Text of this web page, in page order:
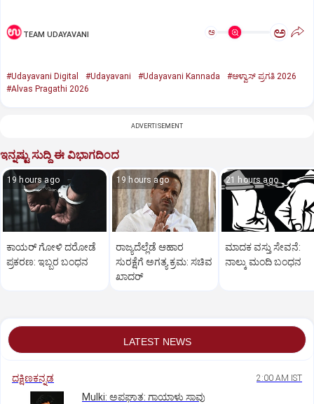
TEAM UDAYAVANI ಅ ಅ
#Udayavani Digital #Udayavani #Udayavani Kannada
#ಆಳ್ವಾಸ್‌ ಪ್ರಗತಿ 2026
#Alvas Pragathi 2026
ADVERTISEMENT
ಇನ್ನಷ್ಟು ಸುದ್ದಿ ಈ ವಿಭಾಗದಿಂದ
19 hours ago
ಕಾಯರ್ ಗೋಳಿ ದರೋಡೆ
ಪ್ರಕರಣ: ಇಬ್ಬರ ಬಂಧನ
19 hours ago
ರಾಜ್ಯದೆಲ್ಲೆಡೆ ಆಹಾರ
ಸುರಕ್ಷೆಗೆ ಅಗತ್ಯ ಕ್ರಮ: ಸಚಿವ
ಖಾದರ್
21 hours ago
ಮಾದಕ ವಸ್ತು ಸೇವನೆ:
ನಾಲ್ಕು ಮಂದಿ ಬಂಧನ
LATEST NEWS
ದಕ್ಷಿಣಕನ್ನಡ 2:00 AM IST
Mulki: ಅಪಘಾತ: ಗಾಯಾಳು ಸಾವು